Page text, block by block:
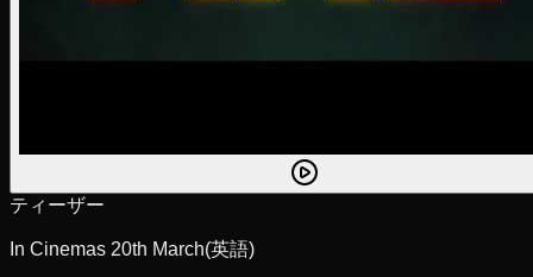
ティーザー
In Cinemas 20th March(英語)